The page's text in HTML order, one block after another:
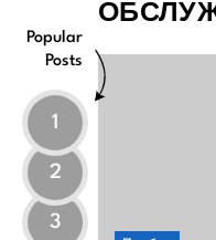
Popular
Posts
1
2
3